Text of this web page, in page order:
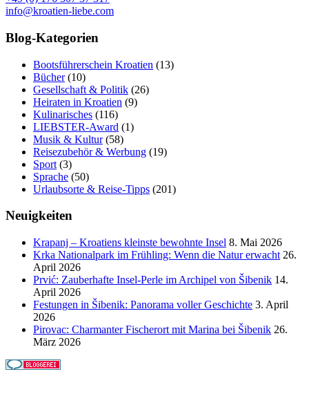
info@kroatien-liebe.com
Blog-Kategorien
Bootsführerschein Kroatien (13)
Bücher(10)
Gesellschaft & Politik (26)
Heiraten in Kroatien (9)
Kulinarisches (116)
LIEBSTER-Award (1)
Musik & Kultur(58)
Reisezubehör & Werbung (19)
Sport (3)
Sprache (50)
Urlaubsorte & Reise-Tipps (201)
Neuigkeiten
Krapanj – Kroatiens kleinste bewohnte Insel 8. Mai 2026
Krka Nationalpark im Frühling: Wenn die Natur erwacht 26.
April 2026
Prvić: Zauberhafte Insel-Perle im Archipel von Šibenik 14.
April 2026
Festungen in Šibenik: Panorama voller Geschichte 3. April
2026
Pirovac: Charmanter Fischerort mit Marina bei Šibenik 26.
März 2026